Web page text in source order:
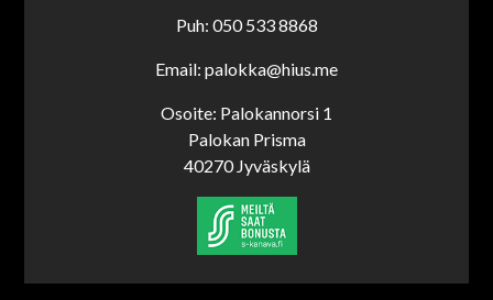
Puh: 050 533 8868
Email: palokka@hius.me
Osoite: Palokannorsi 1
Palokan Prisma
40270 Jyväskylä